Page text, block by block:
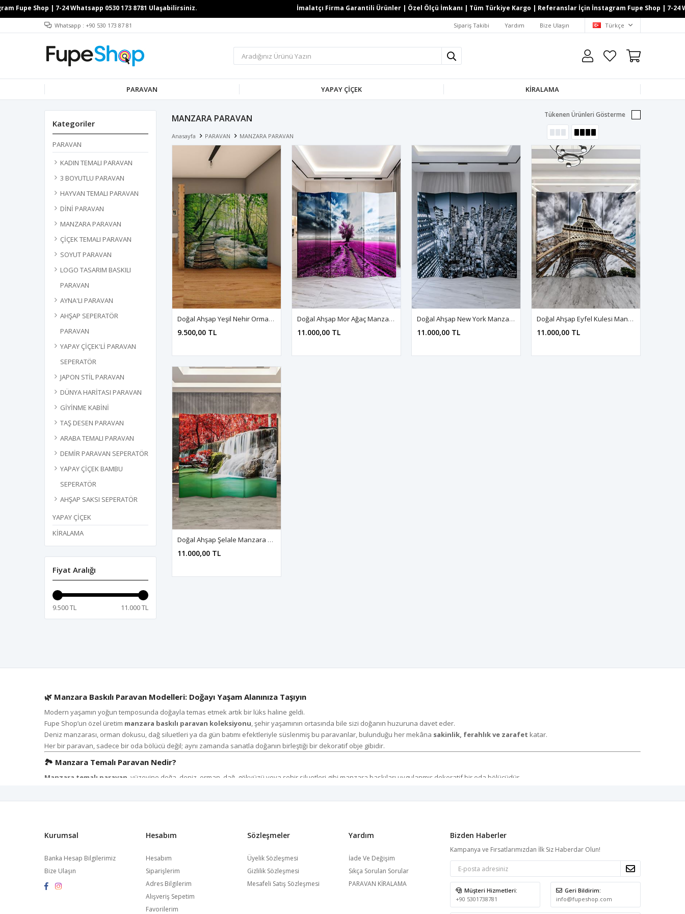
İmalatçı Firma Garantili Ürünler | Özel Ölçü İmkanı | Tüm Türkiye Kargo | Referanslar İçin İnstagram Fupe Shop | 7-24
Whatsapp : +90 530 173 87 81 Sipariş Takibi Yardım Bize Ulaşın Türkçe
PARAVAN YAPAY ÇİÇEK KİRALAMA
Kategoriler
PARAVAN
KADIN TEMALI PARAVAN
3 BOYUTLU PARAVAN
HAYVAN TEMALI PARAVAN
DİNİ PARAVAN
MANZARA PARAVAN
ÇİÇEK TEMALI PARAVAN
SOYUT PARAVAN
LOGO TASARIM BASKILI
PARAVAN
AYNA'LI PARAVAN
AHŞAP SEPERATÖR
PARAVAN
YAPAY ÇİÇEK'Lİ PARAVAN
SEPERATÖR
JAPON STİL PARAVAN
DÜNYA HARİTASI PARAVAN
GİYİNME KABİNİ
TAŞ DESEN PARAVAN
ARABA TEMALI PARAVAN
DEMİR PARAVAN SEPERATÖR
YAPAY ÇİÇEK BAMBU
SEPERATÖR
AHŞAP SAKSI SEPERATÖR
YAPAY ÇİÇEK
KİRALAMA
Fiyat Aralığı
9.500 TL 11.000 TL
MANZARA PARAVAN
Anasayfa PARAVAN MANZARA PARAVAN
Tükenen Ürünleri Gösterme
Doğal Ahşap Yeşil Nehir Orman Manzara 5 Kanat Paravan Seperatör Oda Bölme
9.500,00 TL
Doğal Ahşap Mor Ağaç Manzara 6 Kanat Paravan Seperatör Oda Bölme
11.000,00 TL
Doğal Ahşap New York Manzara 6 Kanat Paravan Seperatör Oda Bölme
11.000,00 TL
Doğal Ahşap Eyfel Kulesi Manzara 6 Kanat Paravan Seperatör Oda Bölme
11.000,00 TL
Doğal Ahşap Şelale Manzara 6 Kanat Paravan Seperatör Oda Bölme
11.000,00 TL
🌿 Manzara Baskılı Paravan Modelleri: Doğayı Yaşam Alanınıza Taşıyın
Modern yaşamın yoğun temposunda doğayla temas etmek artık bir lüks haline geldi.
Fupe Shop’un özel üretim manzara baskılı paravan koleksiyonu, şehir yaşamının ortasında bile sizi doğanın huzuruna davet eder.
Deniz manzarası, orman dokusu, dağ siluetleri ya da gün batımı efektleriyle süslenmiş bu paravanlar, bulunduğu her mekâna sakinlik, ferahlık ve zarafet katar.
Her bir paravan, sadece bir oda bölücü değil; aynı zamanda sanatla doğanın birleştiği bir dekoratif obje gibidir.
🏞️ Manzara Temalı Paravan Nedir?
Manzara temalı paravan , yüzeyine doğa, deniz, orman, dağ, gökyüzü veya şehir siluetleri gibi manzara baskıları uygulanmış dekoratif bir oda bölücüdür.
Özellikle küçük evlerde veya ofislerde alanı bölmeden ferah bir atmosfer kazandırır.
🌲Fupe Shop Üretim Kalitesi: Estetik ve Dayanıklılığı Bir Arada Sunar
Her bir manzara baskılı paravan , ustalıkla hazırlanmış el işçiliğinin ürünüdür.
Fupe Shop’ta üretilen tüm modellerin ortak özellikleri:
2x2 çam ağacı iskelet
Katlanabilir veya sabit sistem seçeneği
Yüksek çözünürlüklü UV baskı
Mat veya parlak vernik koruma
Kurumsal
Banka Hesap Bilgilerimiz
Bize Ulaşın
Hesabım
Hesabım
Siparişlerim
Adres Bilgilerim
Alışveriş Sepetim
Favorilerim
Sözleşmeler
Üyelik Sözleşmesi
Gizlilik Sözleşmesi
Mesafeli Satış Sözleşmesi
Yardım
İade Ve Değişim
Sıkça Sorulan Sorular
PARAVAN KİRALAMA
Bizden Haberler
Kampanya ve Fırsatlarımızdan İlk Siz Haberdar Olun!
Müşteri Hizmetleri:
+90 5301738781
Geri Bildirim:
info@fupeshop.com